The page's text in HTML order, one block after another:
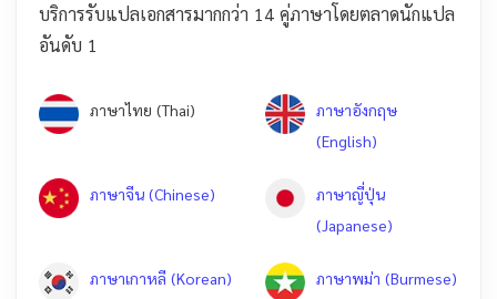
บริการรับแปลเอกสารมากกว่า 14 คู่ภาษาโดยตลาดนักแปล
อันดับ 1
ภาษาไทย (Thai)
ภาษาอังกฤษ
(English)
ภาษาจีน (Chinese)
ภาษาญี่ปุ่น
(Japanese)
ภาษาเกาหลี (Korean) ภาษาพม่า (Burmese)